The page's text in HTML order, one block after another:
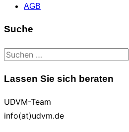
AGB
Suche
Suchen
Lassen Sie sich beraten
UDVM-Team
info(at)udvm.de